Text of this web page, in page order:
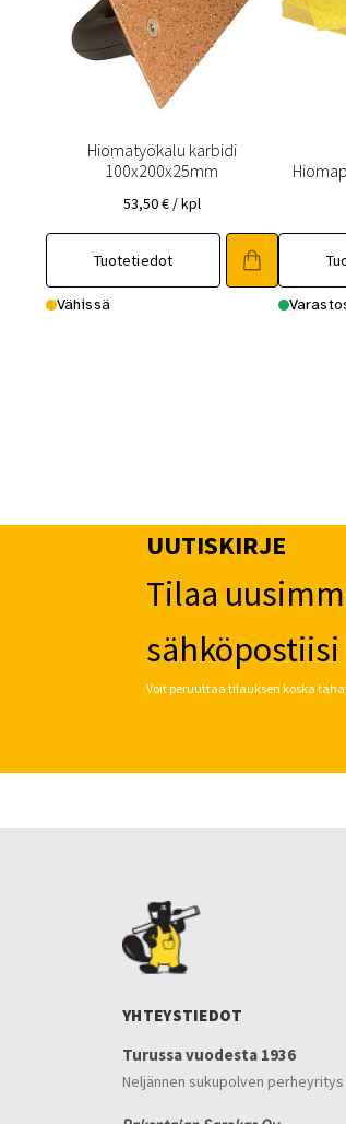
Hiomatyökalu karbidi
100x200x25mm
53,50€ / kpl
Tuotetiedot
Vähissä
UUTISKIRJE
Tilaa
sähköpostiisi
Voit peruuttaa tilauksen koska
YHTEYSTIEDOT
Turussa vuodesta 1936
Neljännen sukupolven perheyritys